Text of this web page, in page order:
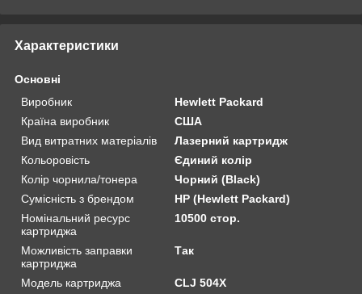
Характеристики
Основні
Виробник
Hewlett Packard
Країна виробник
США
Вид витратних матеріалів
Лазерний картридж
Кольоровість
Єдиний колір
Колір чорнила/тонера
Чорний (Black)
Сумісність з брендом
HP (Hewlett Packard)
Номінальний ресурс
картриджа
10500 стор.
Можливість заправки
картриджа
Так
Модель картриджа
CLJ 504X